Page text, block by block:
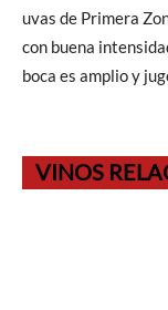
uvas de Primera
con buena
boca es amplio y
VINOS